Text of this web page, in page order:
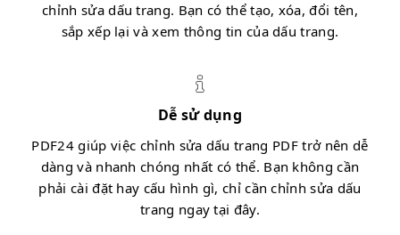
chỉnh sửa dấu trang. Bạn có thể tạo, xóa, đổi tên,
sắp xếp lại và xem thông tin của dấu trang.
Dễ sử dụng
PDF24 giúp việc chỉnh sửa dấu trang PDF trở nên dễ
dàng và nhanh chóng nhất có thể. Bạn không cần
phải cài đặt hay cấu hình gì, chỉ cần chỉnh sửa dấu
trang ngay tại đây.